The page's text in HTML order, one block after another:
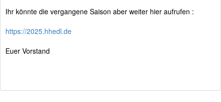
Ihr könnte die vergangene Saison aber weiter hier aufrufen :
https://2025.hhedl.de
Euer Vorstand